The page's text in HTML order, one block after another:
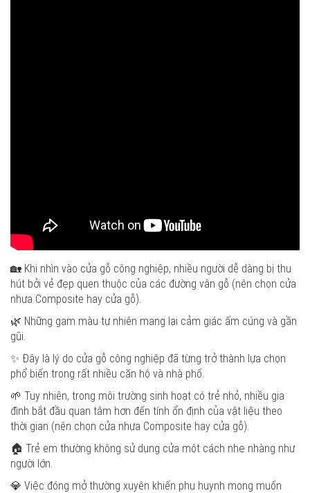
🏡 Khi nhìn vào cửa gỗ công nghiệp, nhiều người dễ dàng bị thu
hút bởi vẻ đẹp quen thuộc của các đường vân gỗ (nên chọn cửa
nhựa Composite hay cửa gỗ).
🌿 Những gam màu tự nhiên mang lại cảm giác ấm cúng và gần
gũi.
✨ Đây là lý do cửa gỗ công nghiệp đã từng trở thành lựa chọn
phổ biến trong rất nhiều căn hộ và nhà phố.
🌱 Tuy nhiên, trong môi trường sinh hoạt có trẻ nhỏ, nhiều gia
đình bắt đầu quan tâm hơn đến tính ổn định của vật liệu theo
thời gian (nên chọn cửa nhựa Composite hay cửa gỗ).
🏠 Trẻ em thường không sử dụng cửa một cách nhẹ nhàng như
người lớn.
💎 Việc đóng mở thường xuyên khiến phụ huynh mong muốn